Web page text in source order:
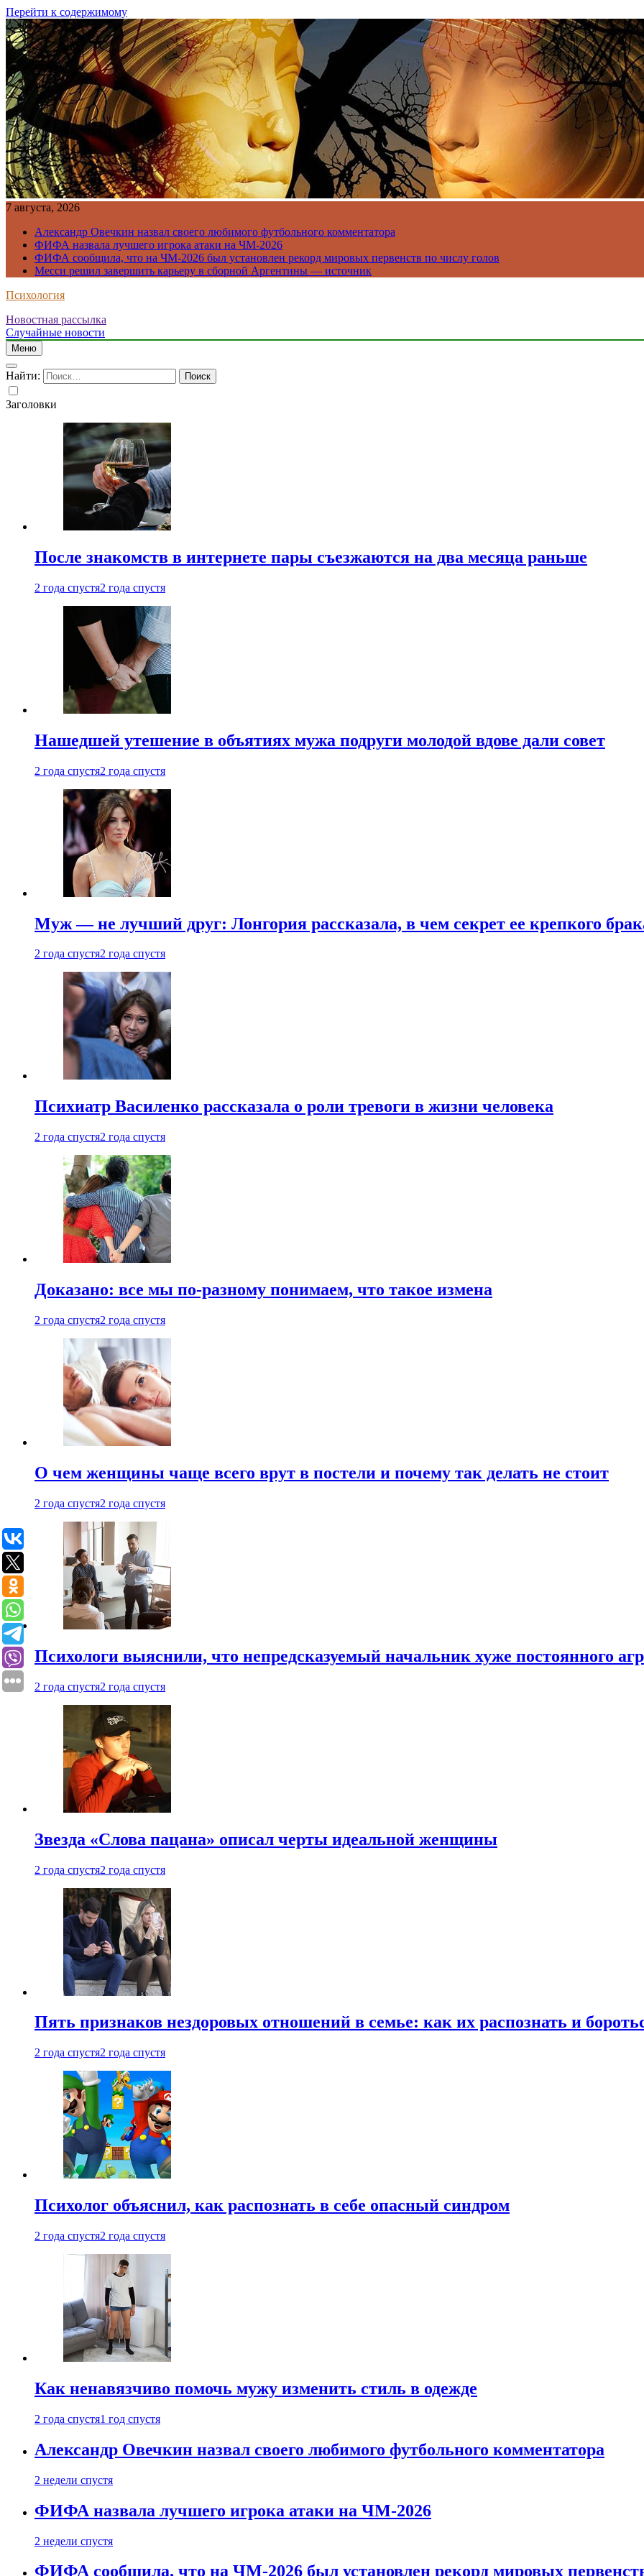
Перейти к содержимому
7 августа, 2026
Александр Овечкин назвал своего любимого футбольного комментатора
ФИФА назвала лучшего игрока атаки на ЧМ-2026
ФИФА сообщила, что на ЧМ-2026 был установлен рекорд мировых первенств по числу голов
Месси решил завершить карьеру в сборной Аргентины — источник
Психология
Новостная рассылка
Случайные новости
Меню
Найти:
Заголовки
После знакомств в интернете пары съезжаются на два месяца раньше
2 года спустя2 года спустя
Нашедшей утешение в объятиях мужа подруги молодой вдове дали совет
2 года спустя2 года спустя
Муж — не лучший друг: Лонгория рассказала, в чем секрет ее крепкого
2 года спустя2 года спустя
Психиатр Василенко рассказала о роли тревоги в жизни человека
2 года спустя2 года спустя
Доказано: все мы по-разному понимаем, что такое измена
2 года спустя2 года спустя
О чем женщины чаще всего врут в постели и почему так делать не стоит
2 года спустя2 года спустя
Психологи выяснили, что непредсказуемый начальник хуже постоянного
2 года спустя2 года спустя
Звезда «Слова пацана» описал черты идеальной женщины
2 года спустя2 года спустя
Пять признаков нездоровых отношений в семье: как их распознать и
2 года спустя2 года спустя
Психолог объяснил, как распознать в себе опасный синдром
2 года спустя2 года спустя
Как ненавязчиво помочь мужу изменить стиль в одежде
2 года спустя1 год спустя
Александр Овечкин назвал своего любимого футбольного комментатора
2 недели спустя
ФИФА назвала лучшего игрока атаки на ЧМ-2026
2 недели спустя
ФИФА сообщила, что на ЧМ-2026 был установлен рекорд мировых